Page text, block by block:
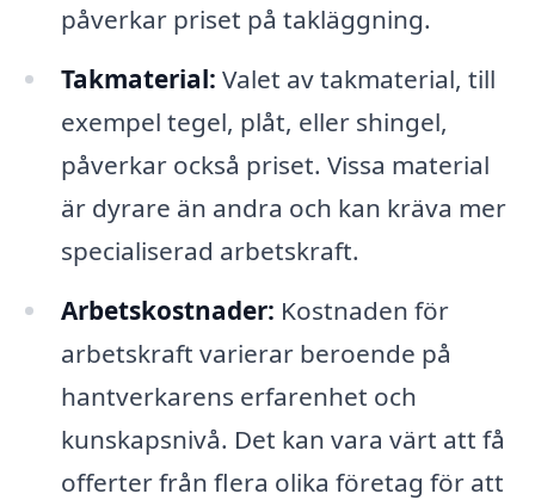
påverkar priset på takläggning.
Takmaterial: Valet av takmaterial, till
exempel tegel, plåt, eller shingel,
påverkar också priset. Vissa material
är dyrare än andra och kan kräva mer
specialiserad arbetskraft.
Arbetskostnader: Kostnaden för
arbetskraft varierar beroende på
hantverkarens erfarenhet och
kunskapsnivå. Det kan vara värt att få
offerter från flera olika företag för att